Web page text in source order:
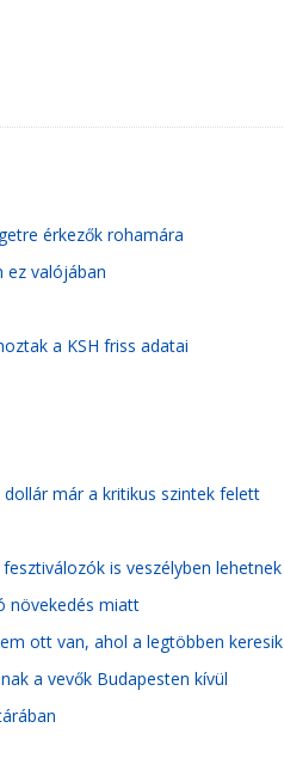
érkezők rohamára
ez valójában
a KSH friss adatai
már a kritikus szintek felett
is veszélyben lehetnek
növekedés miatt
ott van, ahol a legtöbben keresik
a vevők Budapesten kívül